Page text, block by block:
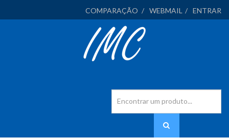
ENTRAR
COMPARAÇÃO WEBMAIL